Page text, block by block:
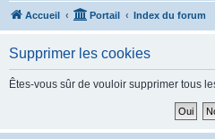
Accueil Portail Index du forum
Supprimer les cookies
Êtes-vous sûr de vouloir supprimer tous